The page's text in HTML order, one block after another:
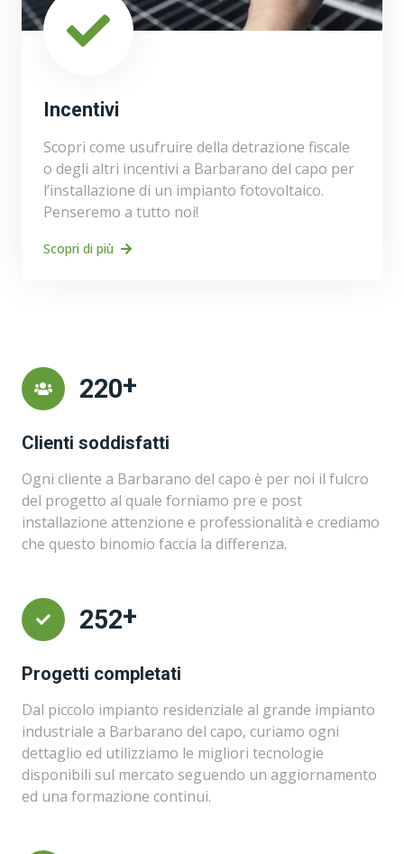
Incentivi
Scopri come usufruire della detrazione fiscale
o degli altri incentivi a Barbarano del capo per
l’installazione di un impianto fotovoltaico.
Penseremo a tutto noi!
Scopri di più
253+
Clienti soddisfatti
Ogni cliente a Barbarano del capo è per noi il fulcro
del progetto al quale forniamo pre e post
installazione attenzione e professionalità e crediamo
che questo binomio faccia la differenza.
300+
Progetti completati
Dal piccolo impianto residenziale al grande impianto
industriale a Barbarano del capo, curiamo ogni
dettaglio ed utilizziamo le migliori tecnologie
disponibili sul mercato seguendo un aggiornamento
ed una formazione continui.